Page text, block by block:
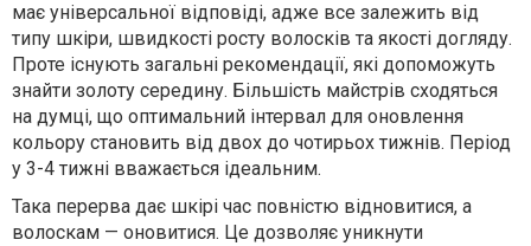
має універсальної відповіді, адже все залежить від
типу шкіри, швидкості росту волосків та якості догляду.
Проте існують загальні рекомендації, які допоможуть
знайти золоту середину. Більшість майстрів сходяться
на думці, що оптимальний інтервал для оновлення
кольору становить від двох до чотирьох тижнів. Період
у 3-4 тижні вважається ідеальним.
Така перерва дає шкірі час повністю відновитися, а
волоскам — оновитися. Це дозволяє уникнути